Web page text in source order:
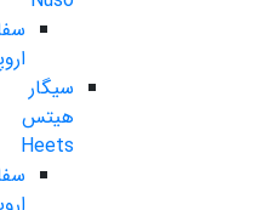
سیگار
هیتس
Heets